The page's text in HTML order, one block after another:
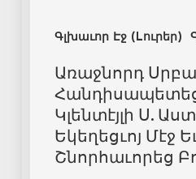
Գլխաւոր Էջ (Lուրեր)
Առաջնորդ
Կլենտէյլի Ս.
Եկեղեցւոյ Մէջ
Շնորհաւորեց